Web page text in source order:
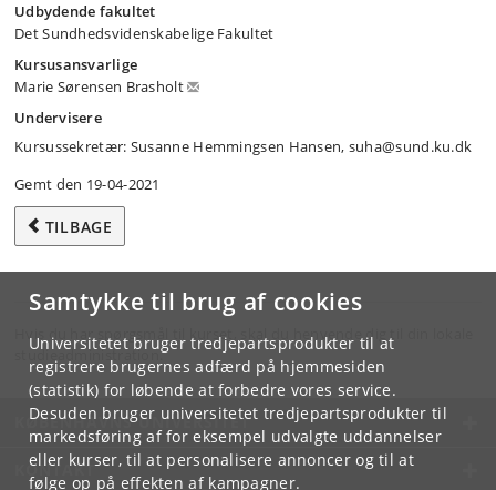
Samtykke til brug af cookies
Universitetet bruger tredjepartsprodukter til at
registrere brugernes adfærd på hjemmesiden
(statistik) for løbende at forbedre vores service.
Desuden bruger universitetet tredjepartsprodukter til
markedsføring af for eksempel udvalgte uddannelser
eller kurser, til at personalisere annoncer og til at
følge op på effekten af kampagner.
Udbydende fakultet
Det Sundhedsvidenskabelige Fakultet
Kursusansvarlige
Marie Sørensen Brasholt
Undervisere
Kursussekretær: Susanne Hemmingsen Hansen, suha@sund.ku.dk
Gemt den 19-04-2021
TILBAGE
Hvis du har spørgsmål til kurset, skal du henvende dig til din lokale
studieadministration.
KØBENHAVNS UNIVERSITET
KONTAKT